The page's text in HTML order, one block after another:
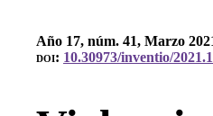
Año 17, núm. 41, Marzo
doi: 10.30973/inventio/